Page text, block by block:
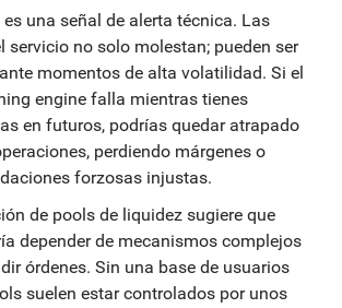
una señal de alerta técnica. Las
servicio no solo molestan; pueden ser
momentos de alta volatilidad. Si el
engine falla mientras tienes
en futuros, podrías quedar atrapado
perdiendo márgenes o
forzosas injustas.
de pools de liquidez sugiere que
depender de mecanismos complejos
órdenes. Sin una base de usuarios
suelen estar controlados por unos